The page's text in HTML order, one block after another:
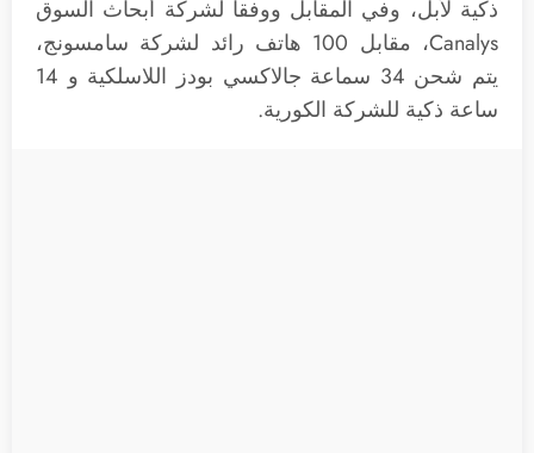
ذكية لأبل، وفي المقابل ووفقاً لشركة أبحاث السوق
Canalys، مقابل 100 هاتف رائد لشركة سامسونج،
يتم شحن 34 سماعة جالاكسي بودز اللاسلكية و 14
ساعة ذكية للشركة الكورية.